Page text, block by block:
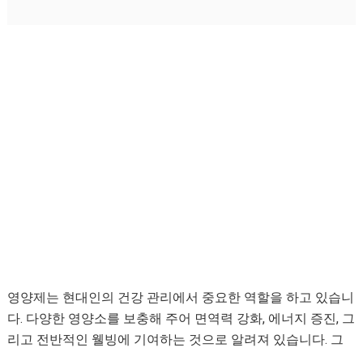
영양제는 현대인의 건강 관리에서 중요한 역할을 하고 있습니
다. 다양한 영양소를 보충해 주어 면역력 강화, 에너지 증진, 그
리고 전반적인 웰빙에 기여하는 것으로 알려져 있습니다. 그